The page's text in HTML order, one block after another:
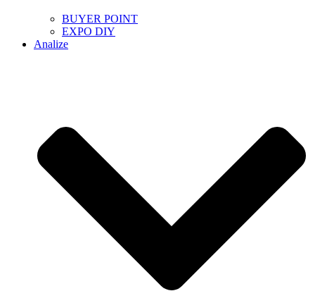
BUYER POINT
EXPO DIY
Analize